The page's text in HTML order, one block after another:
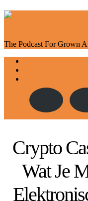
The Podcast For Grown
Toggle
navigation
Crypto
Wat Je